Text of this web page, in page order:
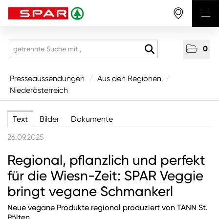
0
Presseaussendungen
National
Aus den Regionen
Vorarlberg
Salzburg
Oberösterreich
Niederösterreich
Wien
Presseaussendungen / Aus den Regionen
/
Niederösterreich
Text Bilder
Dokumente
26.09.2025
Regional, pflanzlich und perfekt
für die Wiesn-Zeit: SPAR Veggie
bringt vegane Schmankerl
Neue vegane Produkte regional produziert von TANN St.